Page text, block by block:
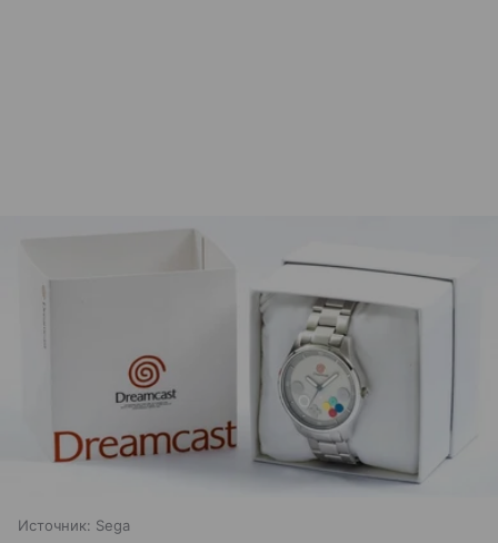
Источник: Sega